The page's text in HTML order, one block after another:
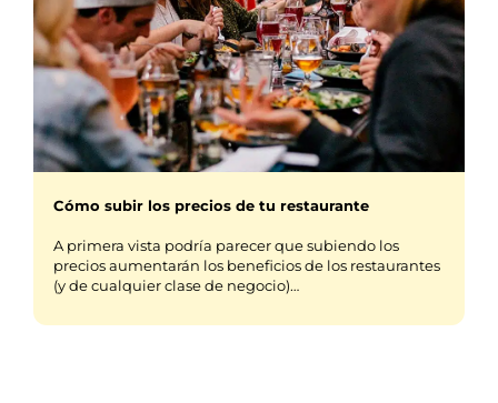
Cómo subir los precios de tu restaurante
A primera vista podría parecer que subiendo los
precios aumentarán los beneficios de los restaurantes
(y de cualquier clase de negocio)…